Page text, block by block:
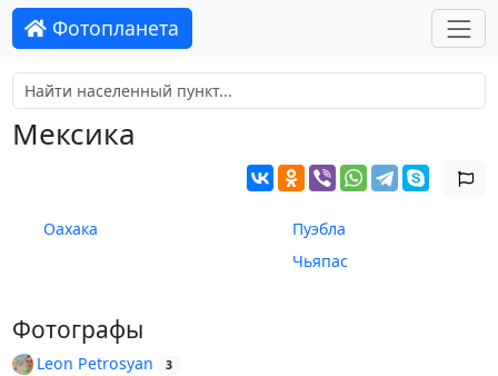
Фотопланета
Мексика
Оахака
Пуэбла
Чьяпас
Фотографы
Leon Petrosyan 3